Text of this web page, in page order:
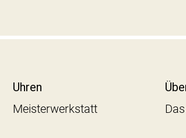
Uhren
Meisterwerkstatt